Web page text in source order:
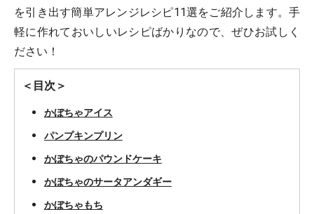
を引き出す簡単アレンジレシピ11選をご紹介します。手
軽に作れておいしいレシピばかりなので、ぜひお試しく
ださい！
＜目次＞
かぼちゃアイス
パンプキンプリン
かぼちゃのパウンドケーキ
かぼちゃのサータアンダギー
かぼちゃもち